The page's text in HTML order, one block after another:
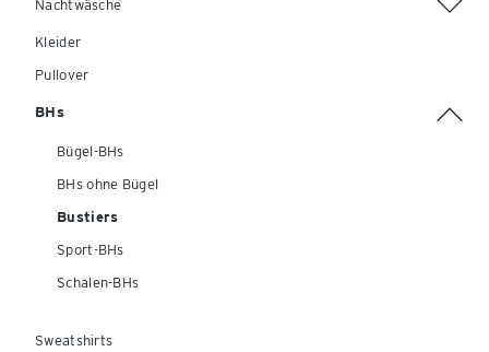
Nachtwäsche
Kleider
Pullover
BHs
Bügel-BHs
BHs ohne Bügel
Bustiers
Sport-BHs
Schalen-BHs
Sweatshirts